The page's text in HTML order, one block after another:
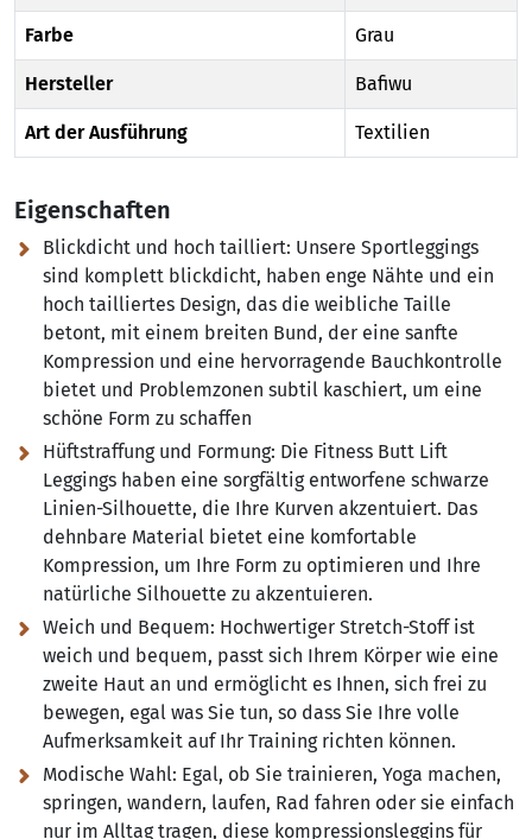
Farbe Grau
Hersteller Bafiwu
Art der Ausführung Textilien
Eigenschaften
Blickdicht und hoch tailliert: Unsere Sportleggings
sind komplett blickdicht, haben enge Nähte und ein
hoch tailliertes Design, das die weibliche Taille
betont, mit einem breiten Bund, der eine sanfte
Kompression und eine hervorragende Bauchkontrolle
bietet und Problemzonen subtil kaschiert, um eine
schöne Form zu schaffen
Hüftstraffung und Formung: Die Fitness Butt Lift
Leggings haben eine sorgfältig entworfene schwarze
Linien-Silhouette, die Ihre Kurven akzentuiert. Das
dehnbare Material bietet eine komfortable
Kompression, um Ihre Form zu optimieren und Ihre
natürliche Silhouette zu akzentuieren.
Weich und Bequem: Hochwertiger Stretch-Stoff ist
weich und bequem, passt sich Ihrem Körper wie eine
zweite Haut an und ermöglicht es Ihnen, sich frei zu
bewegen, egal was Sie tun, so dass Sie Ihre volle
Aufmerksamkeit auf Ihr Training richten können.
Modische Wahl: Egal, ob Sie trainieren, Yoga machen,
springen, wandern, laufen, Rad fahren oder sie einfach
nur im Alltag tragen, diese kompressionsleggins für